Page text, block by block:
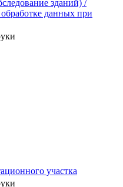
зданий) /
данных при
участка